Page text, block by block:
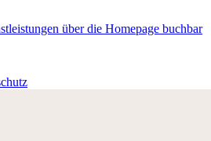
über die Homepage buchbar